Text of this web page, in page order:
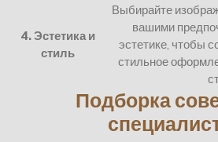
4. Эстетика и
стиль
Выбирайте
вашими
эстетике, чтобы
стильное
Подборка